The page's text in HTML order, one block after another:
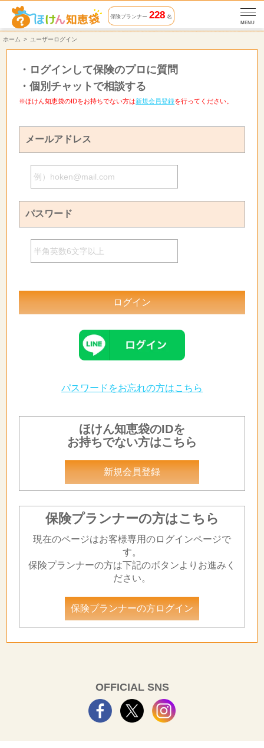
保険プランナー228 名
MENU
ホーム ユーザーログイン
・ ログインして保険のプロに質問
・個別チャットで相談する
※ほけん知恵袋のIDをお持ちでない方は新規会員登録を行ってください。
メールアドレス
パスワード
パスワードをお忘れの方はこちら
ほけん知恵袋のIDを
お持ちでない方はこちら
新規会員登録
保険プランナーの方はこちら
現在のページはお客様専用のログインページで
す。
保険プランナーの方は下記のボタンよりお進みく
ださい。
保険プランナーの方ログイン
OFFICIAL SNS